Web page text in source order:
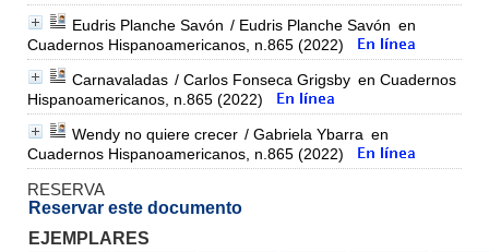
Eudris Planche Savón / Eudris Planche Savón en
Cuadernos Hispanoamericanos, n.865 (2022)
Carnavaladas / Carlos Fonseca Grigsby en Cuadernos
Hispanoamericanos, n.865 (2022)
Wendy no quiere crecer / Gabriela Ybarra en
Cuadernos Hispanoamericanos, n.865 (2022)
RESERVA
Reservar este documento
EJEMPLARES